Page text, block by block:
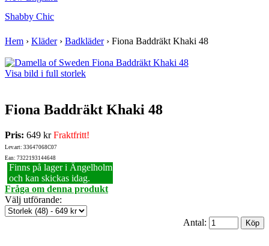
Shabby Chic
Hem › Kläder› Badkläder› Fiona Baddräkt Khaki 48
Visa bild i full storlek
Fiona Baddräkt Khaki 48
Pris: 649 krFraktfritt!
Lev.art: 33647068C07
Ean: 7322193144648
Finns på lager i Ängelholm
och kan skickas idag.
Fråga om denna produkt
Välj utförande:
Antal: